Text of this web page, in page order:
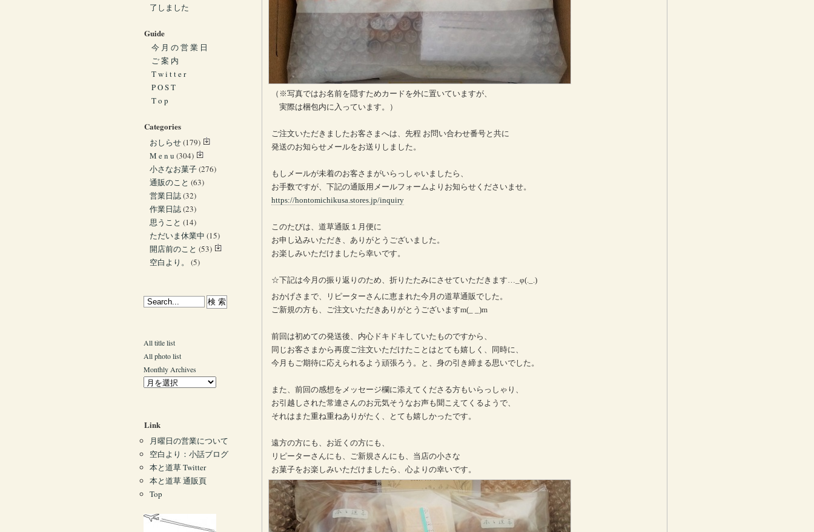
（※写真ではお名前を隠すためカードを外に置いていますが、
実際は梱包内に入っています。）
ご注文いただきましたお客さまへは、先程 お問い合わせ番号と共に
発送のお知らせメールをお送りしました。
もしメールが未着のお客さまがいらっしゃいましたら、
お手数ですが、下記の通販用メールフォームよりお知らせくださいませ。
https://hontomichikusa.stores.jp/inquiry
このたびは、道草通販１月便に
お申し込みいただき、ありがとうございました。
お楽しみいただけましたら幸いです。
☆下記は今月の振り返りのため、折りたたみにさせていただきます…_φ(._.)
おかげさまで、リピーターさんに恵まれた今月の道草通販でした。
ご新規の方も、ご注文いただきありがとうございますm(_ _)m
前回は初めての発送後、内心ドキドキしていたものですから、
同じお客さまから再度ご注文いただけたことはとても嬉しく、同時に、
今月もご期待に応えられるよう頑張ろう。と、身の引き締まる思いでした。
また、前回の感想をメッセージ欄に添えてくださる方もいらっしゃり、
お引越しされた常連さんのお元気そうなお声も聞こえてくるようで、
それはまた重ね重ねありがたく、とても嬉しかったです。
遠方の方にも、お近くの方にも、
リピーターさんにも、ご新規さんにも、当店の小さな
お菓子をお楽しみいただけましたら、心よりの幸いです。
了しました
Guide
今 月 の 営 業 日
ご 案 内
T w i t t e r
P O S T
T o p
Categories
おしらせ(179)
M e n u (304)
小さなお菓子(276)
通販のこと (63)
営業日誌(32)
作業日誌(23)
思うこと (14)
ただいま休業中 (15)
開店前のこと (53)
空白より。
(5)
All title list
All photo list
Monthly Archives
Link
月曜日の営業について
空白より：小話ブログ
本と道草 Twitter
本と道草 通販頁
Top